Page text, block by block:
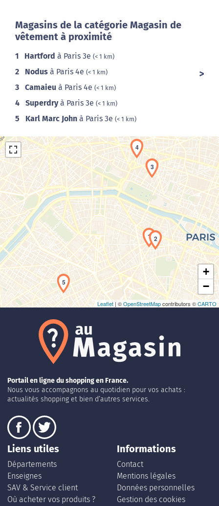
Magasins de la catégorie Magasin de
vêtement à proximité
1 Hartford à Paris 3e (< 1 km)
2 Nodus à Paris 4e (< 1 km)
3 Camaieu à Paris 4e (< 1 km)
4 Superdryà Paris 3e (< 1 km)
5 Karl Marc John à Paris 3e (< 1 km)
Chargement de la carte en cours...
1 2
3
4
5
+
−
Leaflet | ©OpenStreetMapcontributors ©CARTO
Portail en ligne du shopping en France.
Nous vous accompagnons au quotidien pour vos achats :
actualités shopping et bien d’autres services.
Liens utiles
Départements
Enseignes
SAV & Service client
Où acheter vos produits ?
Informations
Contact
Mentions légales
Données personnelles
Gestion des cookies